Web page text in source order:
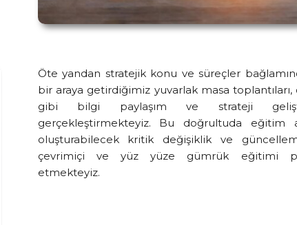
Öte yandan stratejik konu ve süreçler
bir araya getirdiğimiz yuvarlak masa toplantıları,
gibi bilgi paylaşım ve strateji
gerçekleştirmekteyiz. Bu doğrultuda eğitim
oluşturabilecek kritik değişiklik ve
çevrimiçi ve yüz yüze gümrük eğitimi
etmekteyiz.